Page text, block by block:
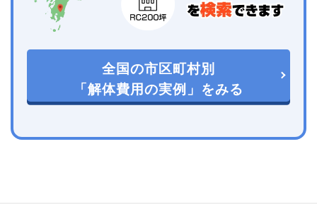
全国の市区町村別
「解体費用の実例」をみる